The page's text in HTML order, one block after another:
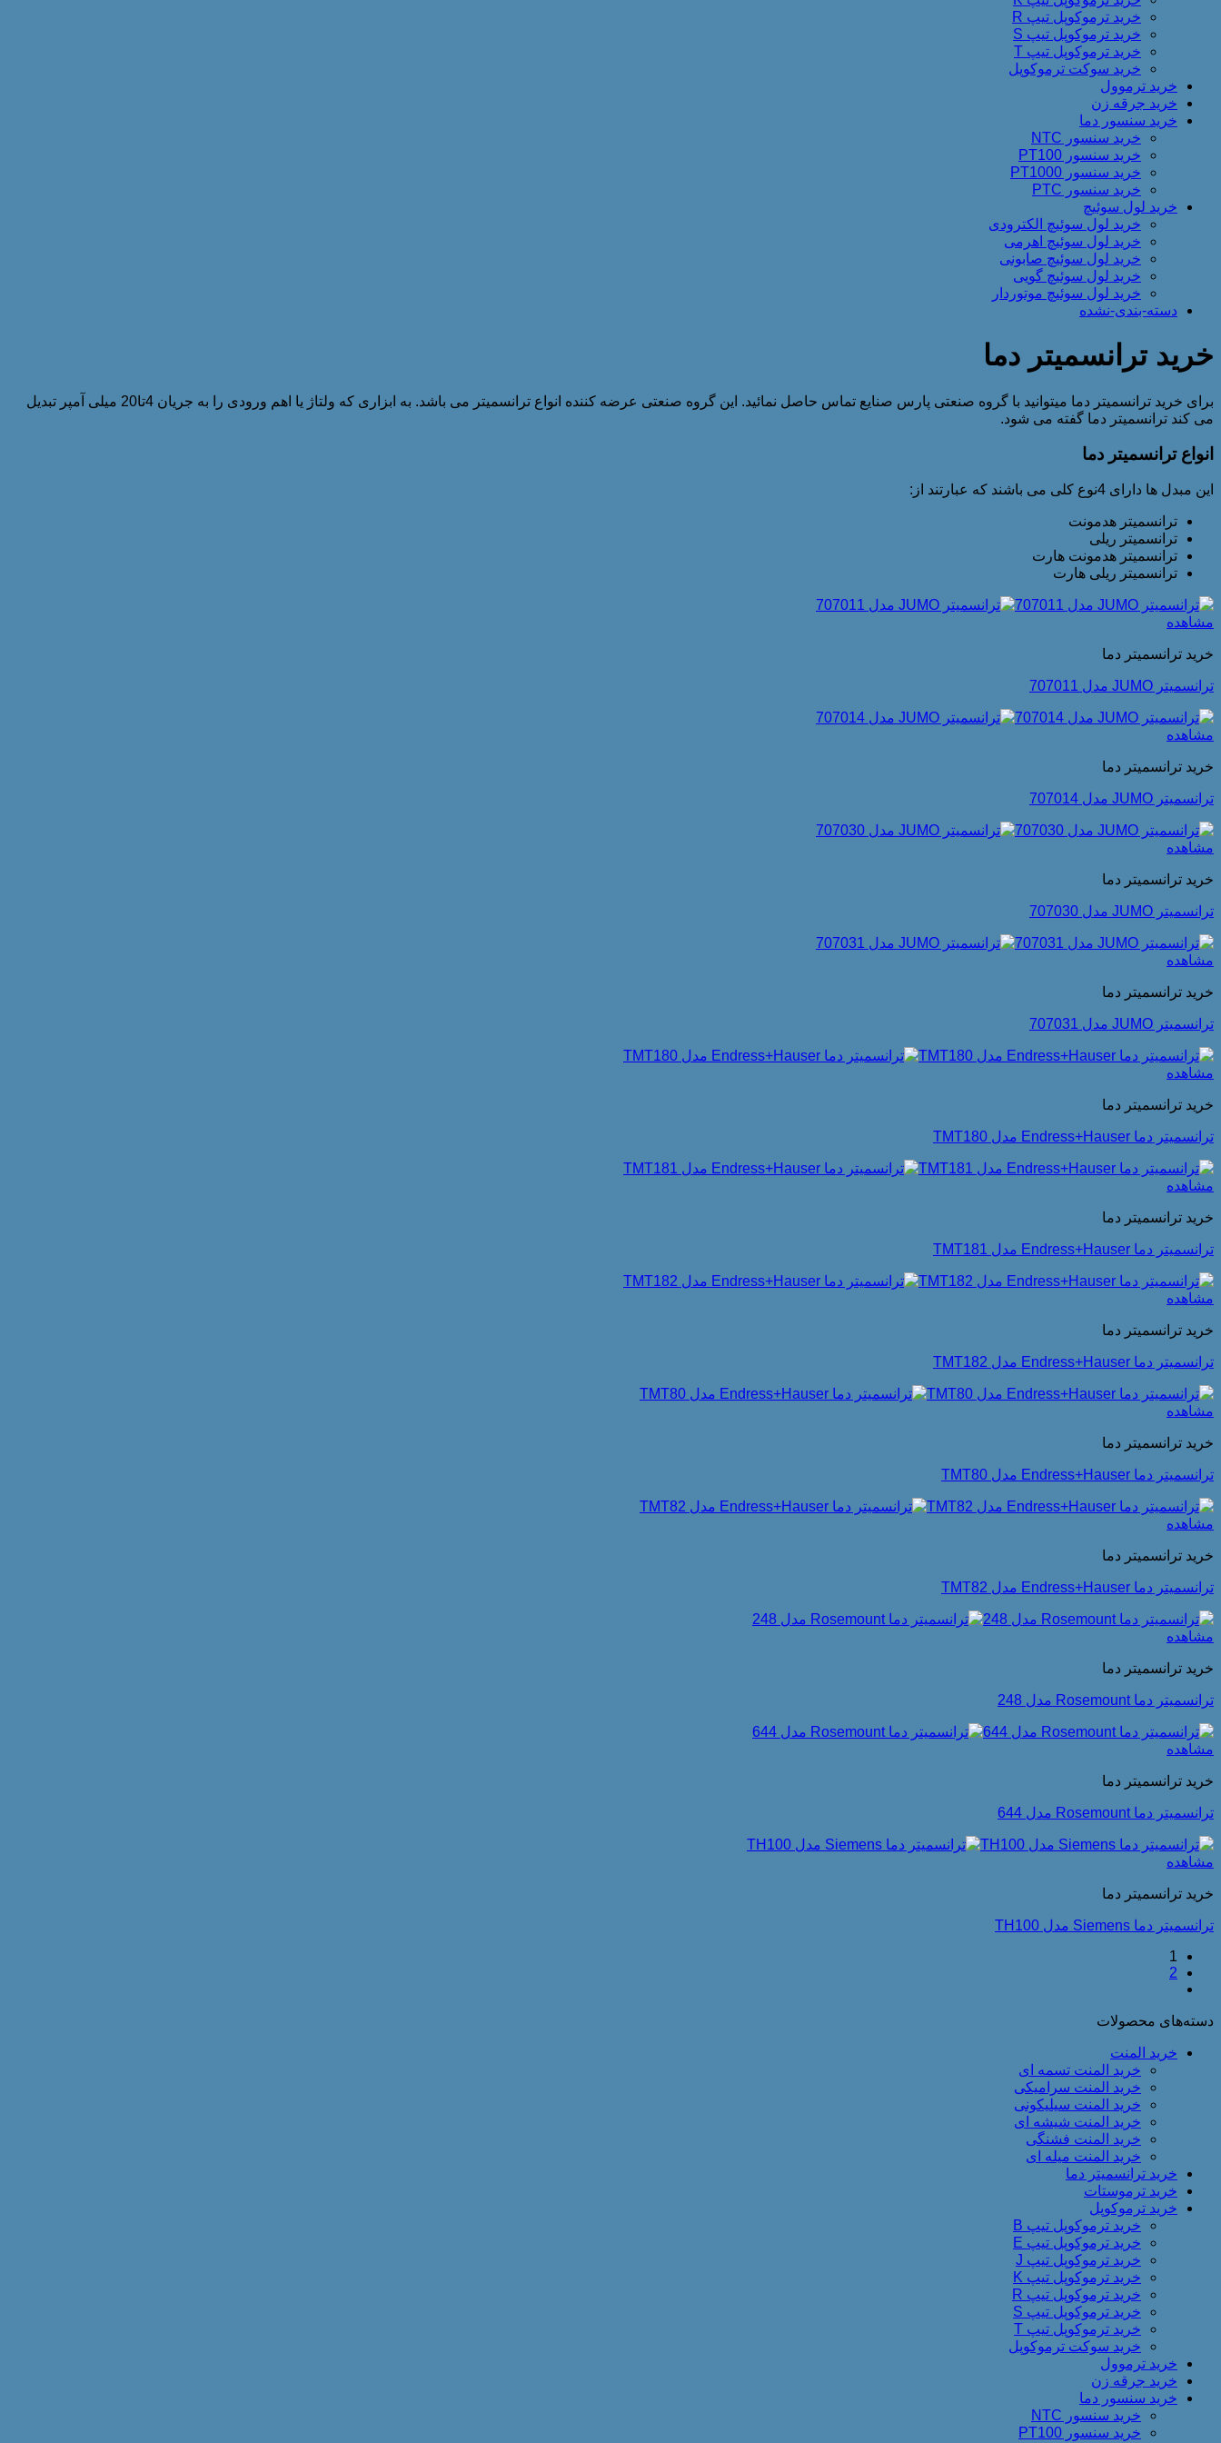
خرید ترموکوپل تیپ R
خرید ترموکوپل تیپ S
خرید ترموکوپل تیپ T
خرید سوکت ترموکوپل
خرید ترموول
خرید جرقه زن
خرید سنسور دما
خرید سنسور NTC
خرید سنسور PT100
خرید سنسور PT1000
خرید سنسور PTC
خرید لول سوئیچ
خرید لول سوئیچ الکترودی
خرید لول سوئیچ اهرمی
خرید لول سوئیچ صابونی
خرید لول سوئیچ گویی
خرید لول سوئیچ موتوردار
دسته-بندی-نشده
خرید ترانسمیتر دما
برای خرید ترانسمیتر دما میتوانید با گروه صنعتی پارس صنایع تماس حاصل نمائید. این گروه صنعتی عرضه کننده انواع ترانسمیتر می باشد. به ابزاری که ولتاژ یا اهم ورودی را به جریان 4تا20 میلی آمپر تبدیل
می کند ترانسمیتر دما گفته می شود.
انواع ترانسمیتر دما
این مبدل ها دارای 4نوع کلی می باشند که عبارتند از:
ترانسمیتر هدمونت
ترانسمیتر ریلی
ترانسمیتر هدمونت هارت
ترانسمیتر ریلی هارت
مشاهده
خرید ترانسمیتر دما
ترانسمیتر JUMO مدل 707011
مشاهده
خرید ترانسمیتر دما
ترانسمیتر JUMO مدل 707014
مشاهده
خرید ترانسمیتر دما
ترانسمیتر JUMO مدل 707030
مشاهده
خرید ترانسمیتر دما
ترانسمیتر JUMO مدل 707031
مشاهده
خرید ترانسمیتر دما
ترانسمیتر دما Endress+Hauser مدل TMT180
مشاهده
خرید ترانسمیتر دما
ترانسمیتر دما Endress+Hauser مدل TMT181
مشاهده
خرید ترانسمیتر دما
ترانسمیتر دما Endress+Hauser مدل TMT182
مشاهده
خرید ترانسمیتر دما
ترانسمیتر دما Endress+Hauser مدل TMT80
مشاهده
خرید ترانسمیتر دما
ترانسمیتر دما Endress+Hauser مدل TMT82
مشاهده
خرید ترانسمیتر دما
ترانسمیتر دما Rosemount مدل 248
مشاهده
خرید ترانسمیتر دما
ترانسمیتر دما Rosemount مدل 644
مشاهده
خرید ترانسمیتر دما
ترانسمیتر دما Siemens مدل TH100
1
2
دسته‌های محصولات
خرید المنت
خرید المنت تسمه ای
خرید المنت سرامیکی
خرید المنت سیلیکونی
خرید المنت شیشه ای
خرید المنت فشنگی
خرید المنت میله ای
خرید ترانسمیتر دما
خرید ترموستات
خرید ترموکوپل
خرید ترموکوپل تیپ B
خرید ترموکوپل تیپ E
خرید ترموکوپل تیپ J
خرید ترموکوپل تیپ K
خرید ترموکوپل تیپ R
خرید ترموکوپل تیپ S
خرید ترموکوپل تیپ T
خرید سوکت ترموکوپل
خرید ترموول
خرید جرقه زن
خرید سنسور دما
خرید سنسور NTC
خرید سنسور PT100